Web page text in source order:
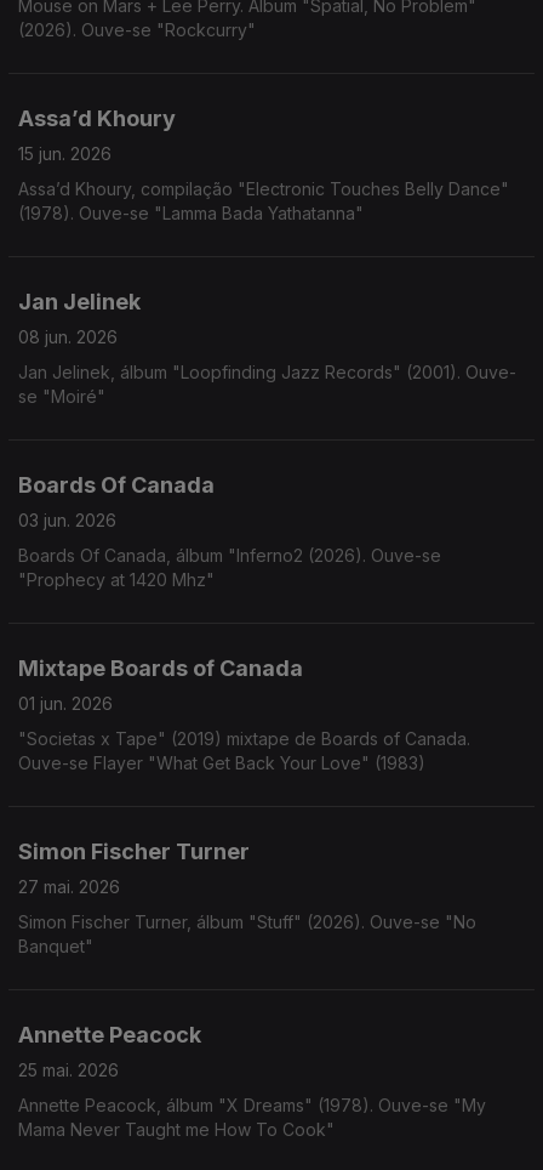
Mouse on Mars + Lee Perry. Álbum "Spatial, No Problem"
(2026). Ouve-se "Rockcurry"
Assa’d Khoury
15 jun. 2026
Assa’d Khoury, compilação "Electronic Touches Belly Dance"
(1978). Ouve-se "Lamma Bada Yathatanna"
Jan Jelinek
08 jun. 2026
Jan Jelinek, álbum "Loopfinding Jazz Records" (2001). Ouve-
se "Moiré"
Boards Of Canada
03 jun. 2026
Boards Of Canada, álbum "Inferno2 (2026). Ouve-se
"Prophecy at 1420 Mhz"
Mixtape Boards of Canada
01 jun. 2026
"Societas x Tape" (2019) mixtape de Boards of Canada.
Ouve-se Flayer "What Get Back Your Love" (1983)
Simon Fischer Turner
27 mai. 2026
Simon Fischer Turner, álbum "Stuff" (2026). Ouve-se "No
Banquet"
Annette Peacock
25 mai. 2026
Annette Peacock, álbum "X Dreams" (1978). Ouve-se "My
Mama Never Taught me How To Cook"